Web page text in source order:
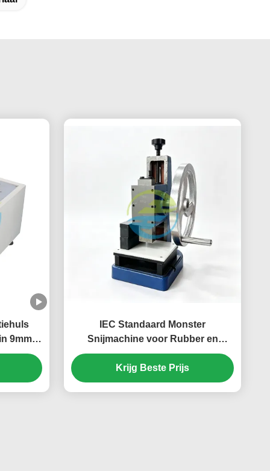
9mm
IEC Standaard Monster
Snijmachine voor Rubber en
Kabelisolatiemateriaal Testmonster
Voorbereiding met Aangepaste
Dumbbell Matrijzen
Krijg Beste Prijs